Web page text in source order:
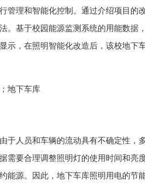
管理和智能化控制。通过介绍项目的
。基于校园能源监测系统的用能数据
示，在照明智能化改造后，该校地下
地下车库
于人员和车辆的流动具有不确定性，
需要合理调整照明灯的使用时间和亮
能源。因此，地下车库照明用电的节